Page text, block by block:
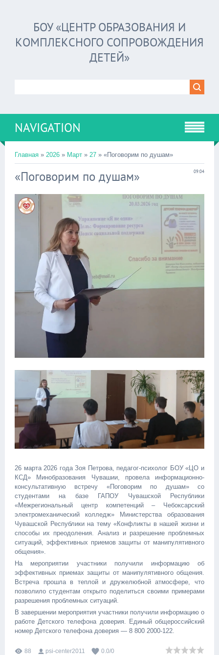
БОУ «ЦЕНТР ОБРАЗОВАНИЯ И
КОМПЛЕКСНОГО СОПРОВОЖДЕНИЯ
ДЕТЕЙ»
NAVIGATION
Главная » 2026 » Март » 27 » «Поговорим по душам»
09:04
«Поговорим по душам»
26 марта 2026 года Зоя Петрова, педагог-психолог БОУ «ЦО и
КСД» Минобразования Чувашии, провела информационно-
консультативную встречу «Поговорим по душам» со
студентами на базе ГАПОУ Чувашской Республики
«Межрегиональный центр компетенций – Чебоксарский
электромеханический колледж» Министерства образования
Чувашской Республики на тему «Конфликты в нашей жизни и
способы их преодоления. Анализ и разрешение проблемных
ситуаций, эффективных приемов защиты от манипулятивного
общения».
На мероприятии участники получили информацию об
эффективных приемах защиты от манипулятивного общения.
Встреча прошла в теплой и дружелюбной атмосфере, что
позволило студентам открыто поделиться своими примерами
разрешения проблемных ситуаций.
В завершении мероприятия участники получили информацию о
работе Детского телефона доверия. Единый общероссийский
номер Детского телефона доверия — 8 800 2000-122.
88 psi-center2011 0.0/0